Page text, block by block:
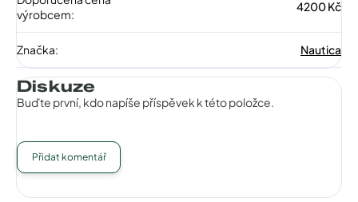
výrobcem:
4200 Kč
Značka: Nautica
Diskuze
Buďte první, kdo napíše příspěvek k této položce.
Přidat komentář